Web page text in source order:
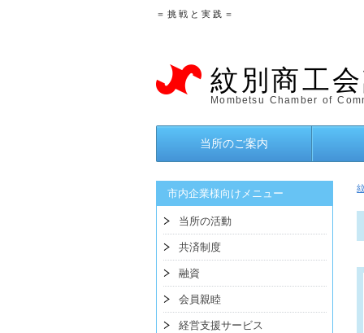
＝ 挑 戦 と 実 践 ＝
紋別商工
Mombetsu Chamber of
当所のご案内
市内企業様向けメニュー
当所の活動
共済制度
融資
会員親睦
経営支援サービス